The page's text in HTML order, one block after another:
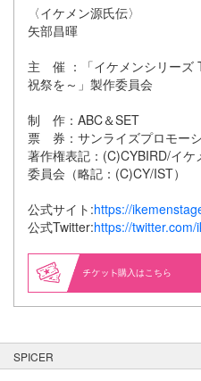
〈イケメン源氏伝〉
矢部昌暉
主 催 ：「イケメンシリーズ
祝祭を～」製作委員会
制 作：ABC＆SET
票 券：サンライズプロモー
著作権表記：(C)CYBIRD/イ
委員会（略記：(C)CY/IST）
公式サイト:https://
公式Twitter:https://
購入はこちら
SPICER